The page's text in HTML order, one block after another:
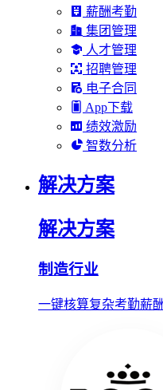
薪酬考勤
集团管理
人才管理
招聘管理
电子合同
App下载
绩效激励
智数分析
解决方案
解决方案
制造行业
一键核算复杂考勤薪